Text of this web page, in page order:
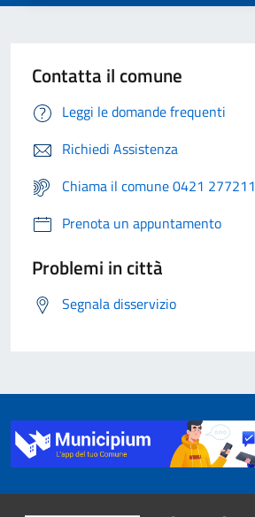
Contatta il comune
Leggi le domande frequenti
Richiedi Assistenza
Chiama il comune 0421 277211
Prenota un appuntamento
Problemi in città
Segnala disservizio